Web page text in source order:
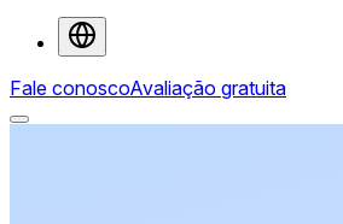
Fale conoscoAvaliação gratuita